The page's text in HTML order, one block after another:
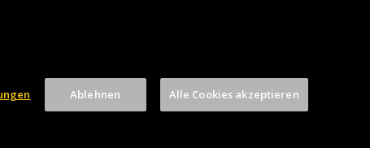
Ablehnen Alle Cookies akzeptieren